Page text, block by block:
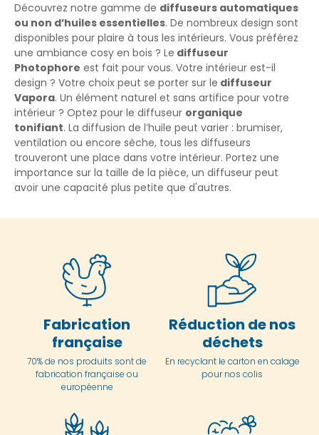
Découvrez notre gamme de diffuseurs automatiques
ou non d’huiles essentielles. De nombreux design sont
disponibles pour plaire à tous les intérieurs. Vous préférez
une ambiance cosy en bois ? Le diffuseur
Photophore est fait pour vous. Votre intérieur est-il
design ? Votre choix peut se porter sur le diffuseur
Vapora. Un élément naturel et sans artifice pour votre
intérieur ? Optez pour le diffuseur organique
tonifiant. La diffusion de l’huile peut varier : brumiser,
ventilation ou encore sèche, tous les diffuseurs
trouveront une place dans votre intérieur. Portez une
importance sur la taille de la pièce, un diffuseur peut
avoir une capacité plus petite que d'autres.
Fabrication
française
70% de nos produits sont de
fabrication française ou
européenne
Réduction de nos
déchets
En recyclant le carton en calage
pour nos colis